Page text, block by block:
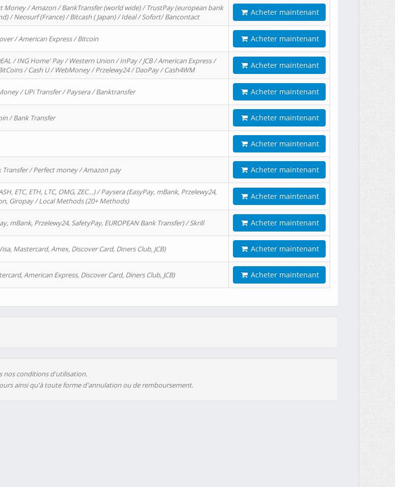
/ Amazon / BankTransfer (world wide) / TrustPay (european bank
/ Neosurf (France) / Bitcash ( Japan) / Ideal / Sofort/ Bancontact
Acheter maintenant
/ American Express / Bitcoin Acheter maintenant
/ ING Home' Pay / Western Union / InPay / JCB / American Express /
/ Cash U / WebMoney / Przelewy24 / DaoPay / Cash4WM
Acheter maintenant
/ UPi Transfer / Paysera / Banktransfer Acheter maintenant
/ Bank Transfer Acheter maintenant
Acheter maintenant
/ Perfect money / Amazon pay Acheter maintenant
ETC, ETH, LTC, OMG, ZEC…) / Paysera (EasyPay, mBank, Przelewy24,
Giropay / Local Methods (20+ Methods)
Acheter maintenant
mBank, Przelewy24, SafetyPay, EUROPEAN Bank Transfer) / Skrill Acheter maintenant
Mastercard, Amex, Discover Card, Diners Club, JCB) Acheter maintenant
American Express, Discover Card, Diners Club, JCB) Acheter maintenant
nos conditions d'utilisation.
ainsi qu'à toute forme d'annulation ou de remboursement.